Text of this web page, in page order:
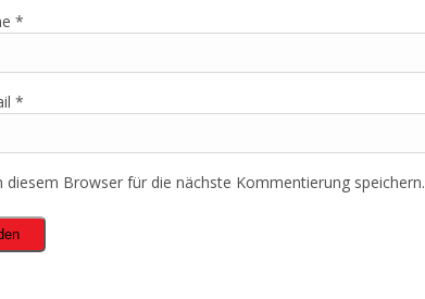
*
*
Browser für die nächste Kommentierung speichern.